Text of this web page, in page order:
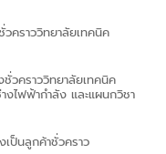
คราววิทยาลัยเทคนิค
วคราววิทยาลัยเทคนิค
ไฟฟ้ากำลัง และแผนกวิชา
ป็นลูกค้าชั่วคราว